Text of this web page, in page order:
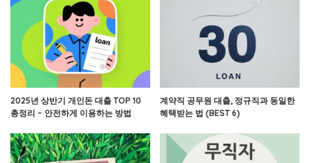
2025년 상반기 개인돈 대출 TOP 10
총정리 – 안전하게 이용하는 방법
계약직 공무원 대출, 정규직과 동일한
혜택받는 법 (BEST 6)